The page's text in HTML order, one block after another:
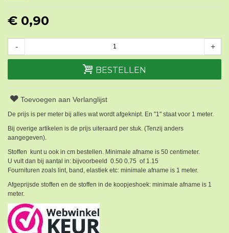
€ 0,90
- +
BESTELLEN
Toevoegen aan Verlanglijst
De prijs is per meter bij alles wat wordt afgeknipt. En "1" staat voor 1 meter.
Bij overige artikelen is de prijs uiteraard per stuk. (Tenzij anders
aangegeven).
Stoffen kunt u ook in cm bestellen. Minimale afname is 50 centimeter.
U vult dan bij aantal in: bijvoorbeeld 0.50 0.75 of 1.15
Fournituren zoals lint, band, elastiek etc: minimale afname is 1 meter.
Afgeprijsde stoffen en de stoffen in de koopjeshoek: minimale afname is 1
meter.